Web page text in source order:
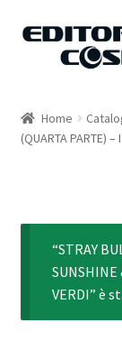
Vai
Vai
Catalogo
Home
(QUARTA PARTE) –
“STRAY
SUNSHINE
VERDI” è